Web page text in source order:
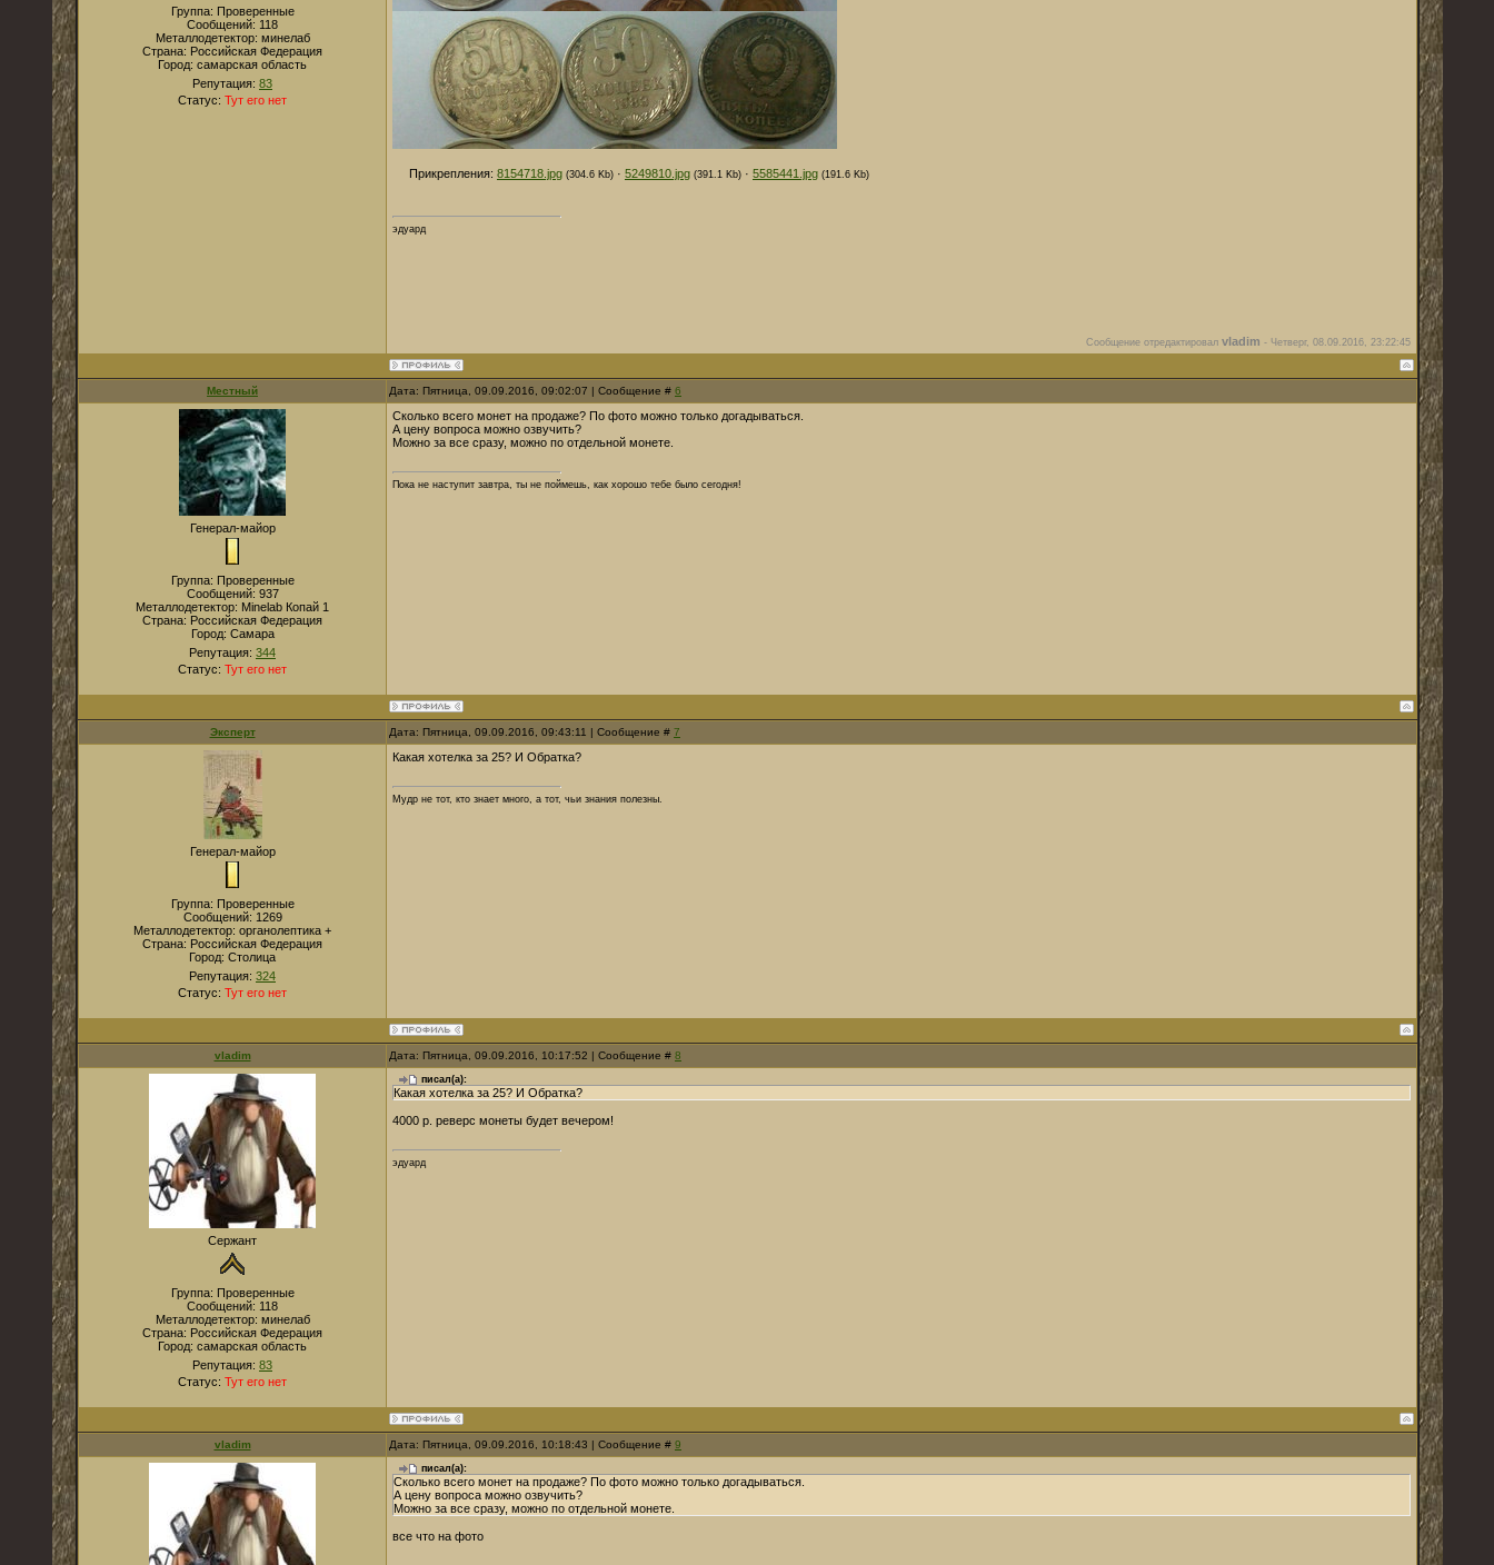
Группа: Проверенные
Сообщений: 118
Металлодетектор: минелаб
Страна: Российская Федерация
Город: самарская область
Репутация: 83
Статус: Тут его нет
Прикрепления: 8154718.jpg (304.6 Kb) · 5249810.jpg (391.1 Kb) · 5585441.jpg (191.6 Kb)
эдуард
Сообщение отредактировал vladim - Четверг, 08.09.2016, 23:22:45
Местный Дата: Пятница, 09.09.2016, 09:02:07 | Сообщение # 6
Генерал-майор
Группа: Проверенные
Сообщений: 937
Металлодетектор: Мinelab Копай 1
Страна: Российская Федерация
Город: Самара
Репутация: 344
Статус: Тут его нет
Сколько всего монет на продаже? По фото можно только догадываться.
А цену вопроса можно озвучить?
Можно за все сразу, можно по отдельной монете.
Пока не наступит завтра, ты не поймешь, как хорошо тебе было сегодня!
Эксперт Дата: Пятница, 09.09.2016, 09:43:11 | Сообщение # 7
Генерал-майор
Группа: Проверенные
Сообщений: 1269
Металлодетектор: органолептика +
Страна: Российская Федерация
Город: Столица
Репутация: 324
Статус: Тут его нет
Какая хотелка за 25? И Обратка?
Мудр не тот, кто знает много, а тот, чьи знания полезны.
vladim Дата: Пятница, 09.09.2016, 10:17:52 | Сообщение # 8
Сержант
Группа: Проверенные
Сообщений: 118
Металлодетектор: минелаб
Страна: Российская Федерация
Город: самарская область
Репутация: 83
Статус: Тут его нет
писал(а):
Какая хотелка за 25? И Обратка?
4000 р. реверс монеты будет вечером!
эдуард
vladim Дата: Пятница, 09.09.2016, 10:18:43 | Сообщение # 9
писал(а):
Сколько всего монет на продаже? По фото можно только догадываться.
А цену вопроса можно озвучить?
Можно за все сразу, можно по отдельной монете.
все что на фото